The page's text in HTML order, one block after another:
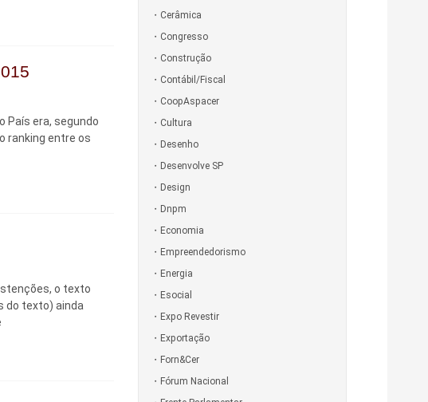
País era, segundo
ranking entre os
o texto
do texto) ainda
Cerâmica
Congresso
Construção
Contábil/Fiscal
CoopAspacer
Cultura
Desenho
Desenvolve SP
Design
Dnpm
Economia
Empreendedorismo
Energia
Esocial
Expo Revestir
Exportação
Forn&Cer
Fórum Nacional